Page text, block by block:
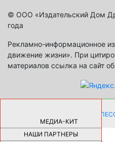
© ООО «Издательский Дом
года
Рекламно-информационное
движение жизни». При
материалов ссылка на сайт
МЕДИА-КИТ
НАШИ ПАРТНЕРЫ
КАК ДЕВУШКЕ ПОМЕНЯТЬ
НА АВТОМОБИЛЕ |69175
НОВЫЕ РАЗРАБОТКИ ДЛЯ